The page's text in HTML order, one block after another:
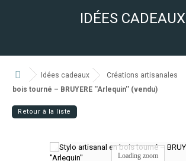
IDÉES CADEAUX
Idées cadeaux Créations artisanales
bois tourné – BRUYERE ''Arlequin'' (vendu)
Retour à la liste
Loading zoom